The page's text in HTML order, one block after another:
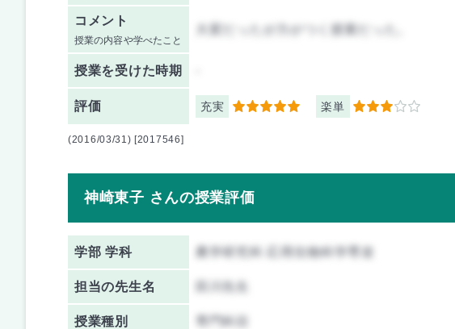
コメント
授業の内容や学べたこと
授業を受けた時期
評価 充実 5 楽単 3
(2016/03/31) [2017546]
神崎東子 さんの授業評価
学部 学科 農学研究科 応用生物科学専攻
担当の先生名
授業種別 専門科目